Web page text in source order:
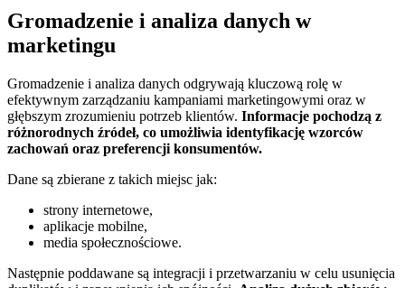
Gromadzenie i analiza danych w
marketingu
Gromadzenie i analiza danych odgrywają kluczową rolę w
efektywnym zarządzaniu kampaniami marketingowymi oraz w
głębszym zrozumieniu potrzeb klientów. Informacje pochodzą z
różnorodnych źródeł, co umożliwia identyfikację wzorców
zachowań oraz preferencji konsumentów.
Dane są zbierane z takich miejsc jak:
strony internetowe,
aplikacje mobilne,
media społecznościowe.
Następnie poddawane są integracji i przetwarzaniu w celu usunięcia